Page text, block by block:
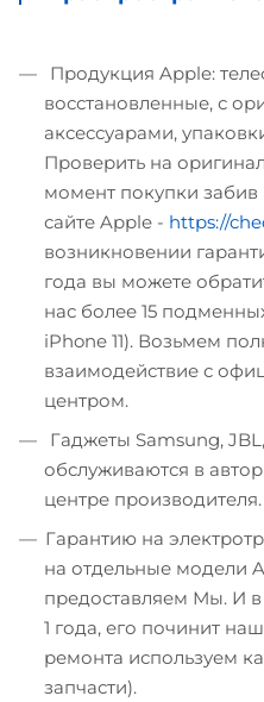
Продукция Apple:
восстановленные, с
аксессуарами,
Проверить на
момент покупки
сайте Apple - https://
возникновении
года вы можете
нас более 15
iPhone 11). Возьмем
взаимодействие с
центром.
Гаджеты Samsung,
обслуживаются в
центре производителя.
Гарантию на
на отдельные модели
предоставляем Мы. И
1 года, его починит
ремонта используем
запчасти).